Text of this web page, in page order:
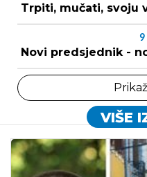
Trpiti, mučati, svoju
9
Novi predsjednik -
VIŠE